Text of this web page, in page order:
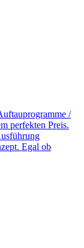
/
perfekten Preis.
Egal ob